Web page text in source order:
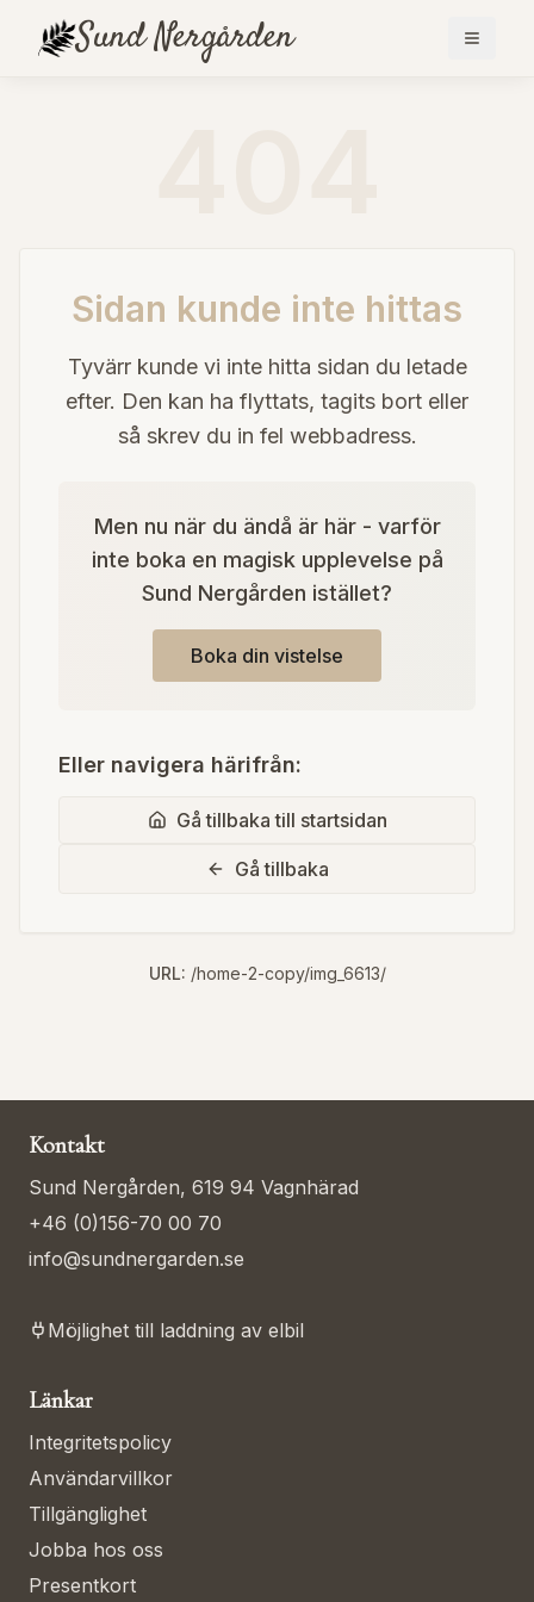
SundNergården
Sidan kunde inte hittas
Tyvärr kunde vi inte hitta sidan du letade
efter. Den kan ha flyttats, tagits bort eller
så skrev du in fel webbadress.
Men nu när du ändå är här - varför
inte boka en magisk upplevelse på
Sund Nergården istället?
Boka din vistelse
Eller navigera härifrån:
Gå tillbaka till startsidan
Gå tillbaka
URL: /home-2-copy/img_6613/
Kontakt
Sund Nergården, 619 94 Vagnhärad
+46 (0)156-70 00 70
info@sundnergarden.se
Möjlighet till laddning av elbil
Länkar
Integritetspolicy
Användarvillkor
Tillgänglighet
Jobba hos oss
Presentkort